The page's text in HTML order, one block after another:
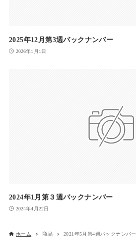
2025年12月第3週バックナンバー
2026年1月1日
2024年1月第３週バックナンバー
2024年4月22日
ホーム 商品 2021年5月第4週バックナンバー